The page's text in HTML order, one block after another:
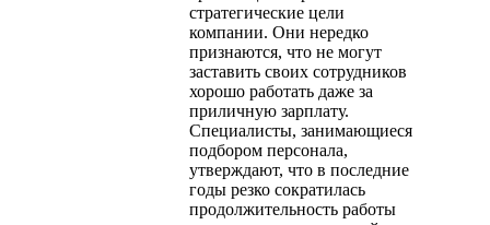
стратегические цели
компании. Они нередко
признаются, что не могут
заставить своих сотрудников
хорошо работать даже за
приличную зарплату.
Специалисты, занимающиеся
подбором персонала,
утверждают, что в последние
годы резко сократилась
продолжительность работы